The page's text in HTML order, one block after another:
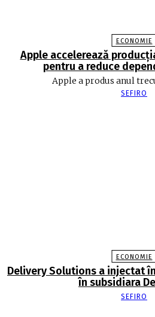
ECONOMIE
Apple accelerează
pentru a reduce
Apple a produs anul
SEFIRO
ECONOMIE
Delivery Solutions a injectat
în subsidiara
SEFIRO